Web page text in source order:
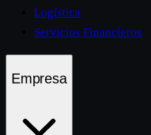
Logística
Servicios Financieros
Empresa